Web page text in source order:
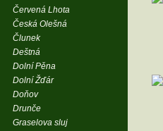
Červená Lhota
Česká Olešná
Člunek
Deštná
Dolní Pěna
Dolní Žďár
Doňov
Drunče
Graselova sluj